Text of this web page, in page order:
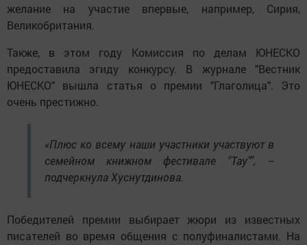
желание на участие впервые, например, Сирия,
Великобритания.
Также, в этом году Комиссия по делам ЮНЕСКО
предоставила эгиду конкурсу. В журнале "Вестник
ЮНЕСКО" вышла статья о премии "Глаголица". Это
очень престижно.
«Плюс ко всему наши участники участвуют в
семейном книжном фестивале "Тау"", –
подчеркнула Хуснутдинова.
Победителей премии выбирает жюри из известных
писателей во время общения с полуфиналистами. На